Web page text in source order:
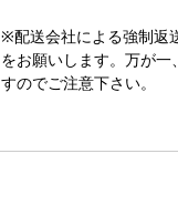
※配送会社による強制返
をお願いします。万が一
すのでご注意下さい。